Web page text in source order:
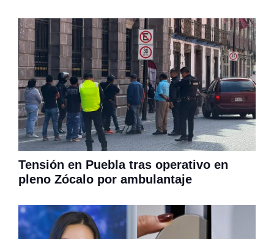
Tensión en Puebla tras operativo en
pleno Zócalo por ambulantaje